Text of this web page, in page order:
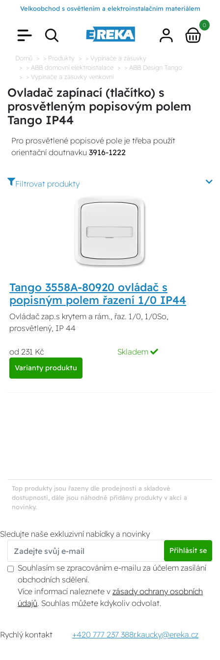
Velkoobchod s osvětlením a elektroinstalačním materiálem
0
Domů > Produkty
> Vypínače a zásuvky
> ABB domovní elektroistalace
> ABB Design Tango
> Vypínače a zásuvky venkovní
Ovladač zapínací (tlačítko) s
prosvětleným popisovým polem
Tango IP44
Pro prosvětlené popisové pole je třeba použít
orientační doutnavku 3916-1222
Filtrovat produkty
Tango 3558A-80920 ovládač s
popisným polem řazení 1/0 IP44
Ovládač zap.s krytem a rám., řaz. 1/0, 1/0So,
prosvětlený, IP 44
od 231 Kč Skladem
Varianty produktu
Top produkty jsou řazeny dle prodejnosti a skladové
dostupnosti, dále jsou náhodně přidány produkty v akci a
novinky.
Sledujte naše exkluzivní nabídky a novinky
Přihlásit se
Souhlasím se zpracováním e-mailu za účelem zasílání
obchodních sdělení.
Více informací naleznete v zásady ochrany osobních
údajů . Souhlas můžete kdykoliv odvolat.
Rychlý kontakt +420 777 237 388r.kaucky@ereka.cz